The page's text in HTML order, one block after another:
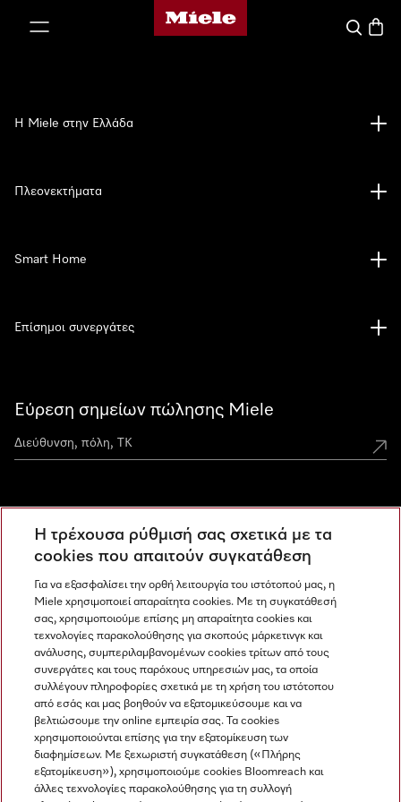
Αρχική σελίδα της Miele
Εύρεση σημείων πώλησης Miele
Ανακαλύψτε τα Miele Experience Center
Newsletter
Η Miele στην Ελλάδα
Πλεονεκτήματα
Smart Home
Επίσημοι συνεργάτες
Miele στο Instagram
Miele στο Facebook
Miele στο Youtube
Η τρέχουσα ρύθμισή σας σχετικά με τα
cookies που απαιτούν συγκατάθεση
Για να εξασφαλίσει την ορθή λειτουργία του ιστότοπού μας, η
Miele χρησιμοποιεί απαραίτητα cookies. Με τη συγκατάθεσή
σας, χρησιμοποιούμε επίσης μη απαραίτητα cookies και
τεχνολογίες παρακολούθησης για σκοπούς μάρκετινγκ και
ανάλυσης, συμπεριλαμβανομένων cookies τρίτων από τους
συνεργάτες και τους παρόχους υπηρεσιών μας, τα οποία
συλλέγουν πληροφορίες σχετικά με τη χρήση του ιστότοπου
από εσάς και μας βοηθούν να εξατομικεύσουμε και να
βελτιώσουμε την online εμπειρία σας. Τα cookies
χρησιμοποιούνται επίσης για την εξατομίκευση των
διαφημίσεων. Με ξεχωριστή συγκατάθεση («Πλήρης
εξατομίκευση»), χρησιμοποιούμε cookies Bloomreach και
άλλες τεχνολογίες παρακολούθησης για τη συλλογή